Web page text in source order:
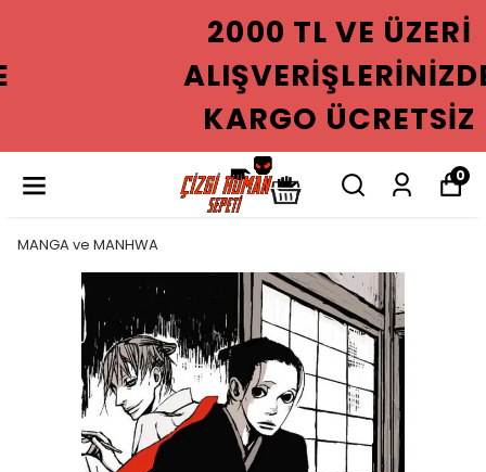
2000 TL VE ÜZERI
ALIŞVERIŞLERINIZDE
KARGO ÜCRETSIZ
0
MANGA ve MANHWA